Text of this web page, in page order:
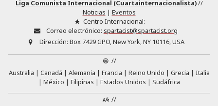
Liga Comunista Internacional (Cuartainternacionalista)//
Noticias | Eventos
Centro Internacional:
Correo electrónico: spartacist@spartacist.org
Dirección: Box 7429 GPO, New York, NY 10116, USA
//
Australia
Canadá Alemania Francia Reino Unido Grecia
Italia
México
Filipinas Estados Unidos
Sudáfrica
//